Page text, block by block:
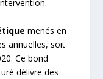
menés en
annuelles, soit
Ce bond
délivre des